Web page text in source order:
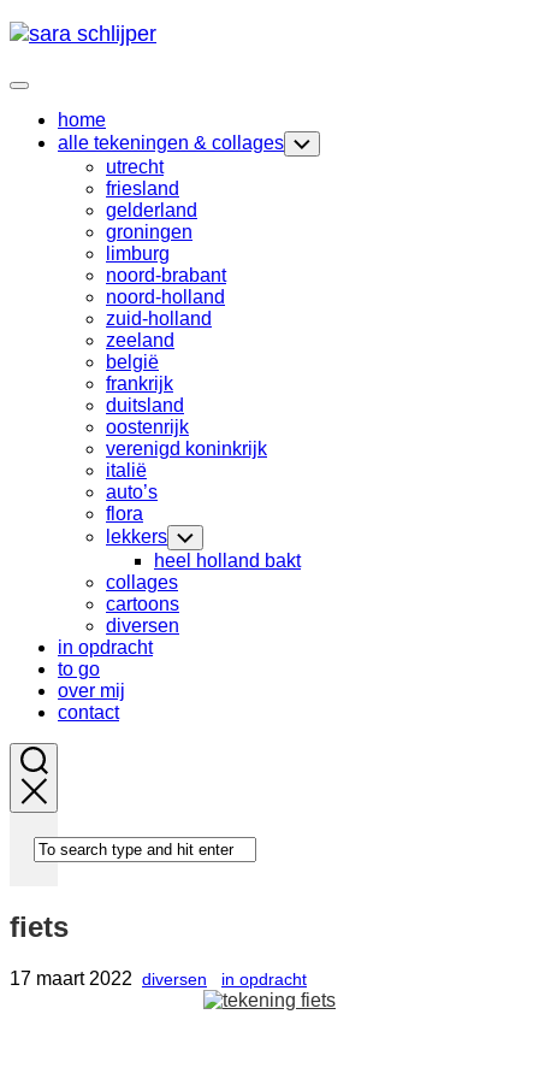
Skip
Expand
home
Current
Page
Parent
alle tekeningen & collages Toggle
Child
utrecht
friesland
gelderland
groningen
limburg
noord-brabant
noord-holland
zuid-holland
zeeland
belgië
frankrijk
duitsland
oostenrijk
verenigd koninkrijk
italië
auto’s
flora
lekkers Toggle
Child
Menu
heel holland bakt
collages
cartoons
Current
Page
diversen
in opdracht
to go
over mij
contact
fiets
17 maart 2022 diversen in opdracht